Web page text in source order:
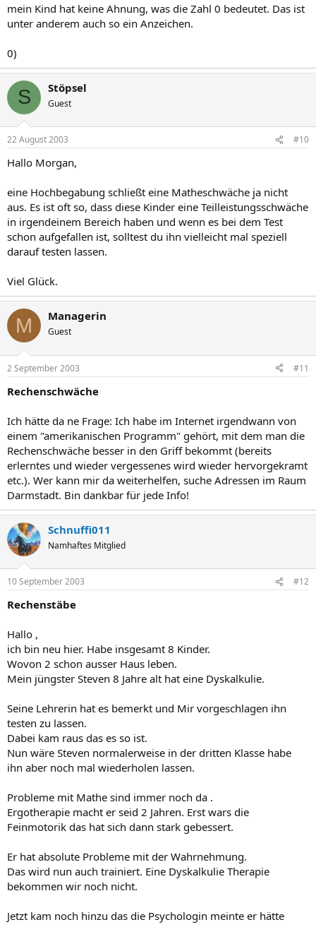
mein Kind hat keine Ahnung, was die Zahl 0 bedeutet. Das ist
unter anderem auch so ein Anzeichen.
0)
S Stöpsel
Guest
22 August 2003 #10
Hallo Morgan,
eine Hochbegabung schließt eine Matheschwäche ja nicht
aus. Es ist oft so, dass diese Kinder eine Teilleistungsschwäche
in irgendeinem Bereich haben und wenn es bei dem Test
schon aufgefallen ist, solltest du ihn vielleicht mal speziell
darauf testen lassen.
Viel Glück.
M Managerin
Guest
2 September 2003 #11
Rechenschwäche
Ich hätte da ne Frage: Ich habe im Internet irgendwann von
einem "amerikanischen Programm" gehört, mit dem man die
Rechenschwäche besser in den Griff bekommt (bereits
erlerntes und wieder vergessenes wird wieder hervorgekramt
etc.). Wer kann mir da weiterhelfen, suche Adressen im Raum
Darmstadt. Bin dankbar für jede Info!
Schnuffi011
Namhaftes Mitglied
10 September 2003 #12
Rechenstäbe
Hallo ,
ich bin neu hier. Habe insgesamt 8 Kinder.
Wovon 2 schon ausser Haus leben.
Mein jüngster Steven 8 Jahre alt hat eine Dyskalkulie.
Seine Lehrerin hat es bemerkt und Mir vorgeschlagen ihn
testen zu lassen.
Dabei kam raus das es so ist.
Nun wäre Steven normalerweise in der dritten Klasse habe
ihn aber noch mal wiederholen lassen.
Probleme mit Mathe sind immer noch da .
Ergotherapie macht er seid 2 Jahren. Erst wars die
Feinmotorik das hat sich dann stark gebessert.
Er hat absolute Probleme mit der Wahrnehmung.
Das wird nun auch trainiert. Eine Dyskalkulie Therapie
bekommen wir noch nicht.
Jetzt kam noch hinzu das die Psychologin meinte er hätte